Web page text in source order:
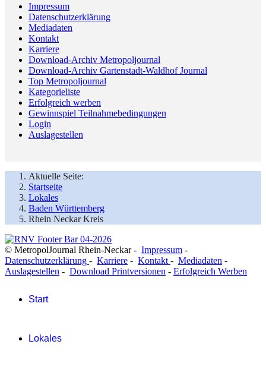
Impressum
Datenschutzerklärung
Mediadaten
Kontakt
Karriere
Download-Archiv Metropoljournal
Download-Archiv Gartenstadt-Waldhof Journal
Top Metropoljournal
Kategorieliste
Erfolgreich werben
Gewinnspiel Teilnahmebedingungen
Login
Auslagestellen
Aktuelle Seite:
Startseite
Lokales
Baden Württemberg
Rhein Neckar Kreis
© MetropolJournal Rhein-Neckar - Impressum -
Datenschutzerklärung - Karriere - Kontakt - Mediadaten -
Auslagestellen - Download Printversionen - Erfolgreich Werben
Start
Lokales